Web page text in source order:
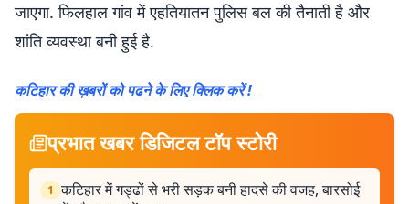
जाएगा. फिलहाल गांव में एहतियातन पुलिस बल की तैनाती है और
शांति व्यवस्था बनी हुई है.
कटिहार की ख़बरों को पढने के लिए क्लिक करें !
प्रभात खबर डिजिटल टॉप स्टोरी
1 कटिहार में गड्ढों से भरी सड़क बनी हादसे की वजह, बारसोई